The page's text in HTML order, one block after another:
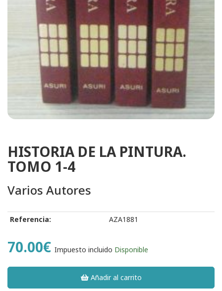
HISTORIA DE LA PINTURA.
TOMO 1-4
Varios Autores
Referencia: AZA1881
70.00€ Impuesto incluido Disponible
Añadir al carrito